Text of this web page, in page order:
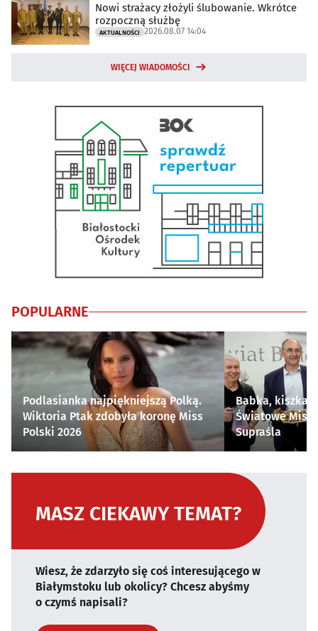
Nowi strażacy złożyli ślubowanie. Wkrótce
rozpoczną służbę
AKTUALNOŚCI 2026.08.07 14:04
WIĘCEJ WIADOMOŚCI
POPULARNE
Podlasianka najpiękniejszą Polką.
Wiktoria Ptak zdobyła koronę Miss
Polski 2026
Babka, kiszka i
Światowe
Supraśla
MASZ CIEKAWY TEMAT?
Wiesz, że zdarzyło się coś interesującego w
Białymstoku lub okolicy? Chcesz abyśmy
o czymś napisali?